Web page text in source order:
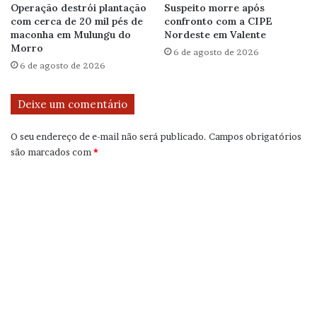
Operação destrói plantação
com cerca de 20 mil pés de
maconha em Mulungu do
Morro
6 de agosto de 2026
Suspeito morre após
confronto com a CIPE
Nordeste em Valente
6 de agosto de 2026
Deixe um comentário
O seu endereço de e-mail não será publicado. Campos obrigatórios
são marcados com *